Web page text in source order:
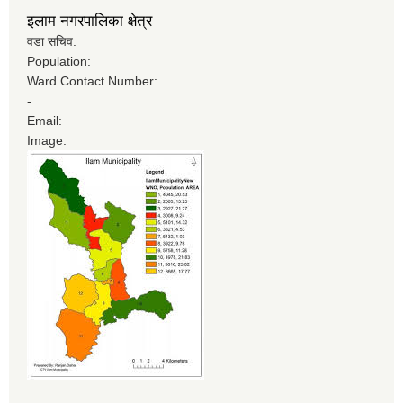
इलाम नगरपालिका क्षेत्र
वडा सचिव:
Population:
Ward Contact Number:
-
Email:
Image: